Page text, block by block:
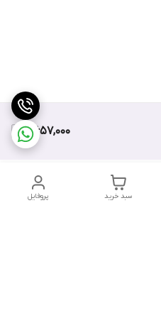
8,657,000
پروفایل سبد خرید